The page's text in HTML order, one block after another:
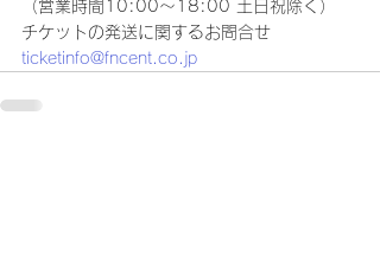
（営業時間10:00～18:00 土日祝除く）
チケットの発送に関するお問合せ
ticketinfo@fncent.co.jp